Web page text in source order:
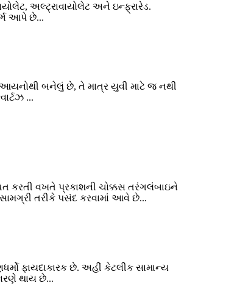
અલ્ટ્રાવાયોલેટ અને ઇન્ફ્રારેડ.
આપે છે...
આયનોથી બનેલું છે, તે માત્ર યુવી માટે જ નથી
...
કરતી વખતે પ્રકાશની ચોક્કસ તરંગલંબાઇને
તરીકે પસંદ કરવામાં આવે છે...
ફાયદાકારક છે. અહીં કેટલીક સામાન્ય
થાય છે...